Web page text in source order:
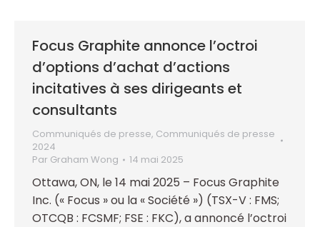
Focus Graphite annonce l’octroi
d’options d’achat d’actions
incitatives à ses dirigeants et
consultants
Communiqués de presse, Communiqués de presse
2024
Par Graham Wong 14 mai 2025
Ottawa, ON, le 14 mai 2025 – Focus Graphite
Inc. (« Focus » ou la « Société ») (TSX-V : FMS;
OTCQB : FCSMF; FSE : FKC), a annoncé l’octroi